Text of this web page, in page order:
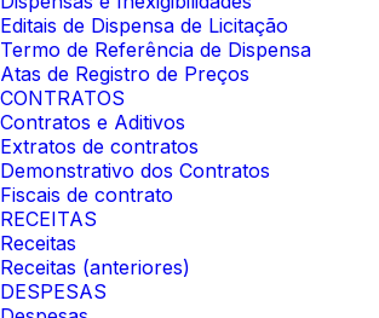
Editais de Dispensa de Licitação
Termo de Referência de Dispensa
Atas de Registro de Preços
CONTRATOS
Contratos e Aditivos
Extratos de contratos
Demonstrativo dos Contratos
Fiscais de contrato
RECEITAS
Receitas
Receitas (anteriores)
DESPESAS